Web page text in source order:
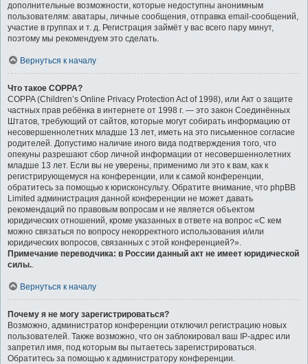
дополнительные возможности, которые недоступны анонимным
пользователям: аватары, личные сообщения, отправка email-сообщений,
участие в группах и т. д. Регистрация займёт у вас всего пару минут,
поэтому мы рекомендуем это сделать.
Вернуться к началу
Что такое COPPA?
COPPA (Children’s Online Privacy Protection Act of 1998), или Акт о защите
частных прав ребёнка в интернете от 1998 г. — это закон Соединённых
Штатов, требующий от сайтов, которые могут собирать информацию от
несовершеннолетних младше 13 лет, иметь на это письменное согласие
родителей. Допустимо наличие иного вида подтверждения того, что
опекуны разрешают сбор личной информации от несовершеннолетних
младше 13 лет. Если вы не уверены, применимо ли это к вам, как к
регистрирующемуся на конференции, или к самой конференции,
обратитесь за помощью к юрисконсульту. Обратите внимание, что phpBB
Limited администрация данной конференции не может давать
рекомендаций по правовым вопросам и не является объектом
юридических отношений, кроме указанных в ответе на вопрос «С кем
можно связаться по вопросу некорректного использования и/или
юридических вопросов, связанных с этой конференцией?».
Примечание переводчика: в России данный акт не имеет юридической
силы..
Вернуться к началу
Почему я не могу зарегистрироваться?
Возможно, администратор конференции отключил регистрацию новых
пользователей. Также возможно, что он заблокировал ваш IP-адрес или
запретил имя, под которым вы пытаетесь зарегистрироваться.
Обратитесь за помощью к администратору конференции.